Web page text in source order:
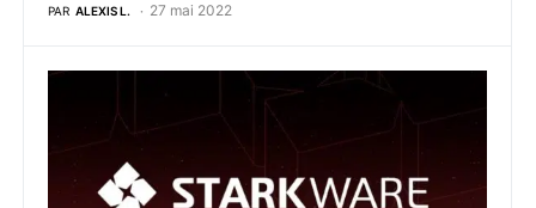
PAR ALEXIS L. 27 mai 2022
Crypto : StarkWare atteint désormais une